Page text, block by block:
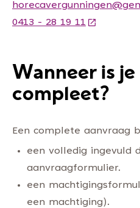
0413 - 28 19 11 (Deze
Wanneer is
compleet?
Een complete aanvraag
een volledig ingevuld
aanvraagformulier.
een
een machtiging).